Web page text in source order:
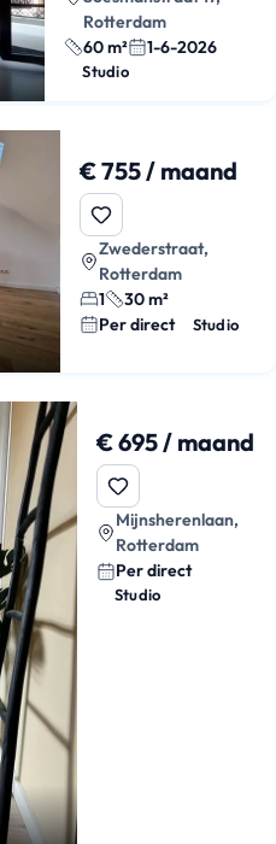
Rotterdam
60 m²
1-6-2026
Studio
€ 755 / maand
Zwederstraat,
Rotterdam
1
30 m²
Per direct
Studio
€ 695 / maand
Mijnsherenlaan,
Rotterdam
Per direct
Studio